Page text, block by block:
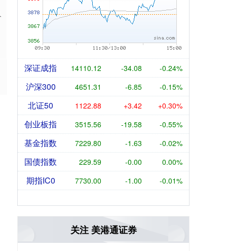
深证成指 14110.12 -34.08 -0.24%
沪深300 4651.31 -6.85 -0.15%
北证50 1122.88 +3.42 +0.30%
创业板指 3515.56 -19.58 -0.55%
基金指数 7229.80 -1.63 -0.02%
国债指数 229.59 -0.00 0.00%
期指IC0 7730.00 -1.00 -0.01%
关注 美港通证券